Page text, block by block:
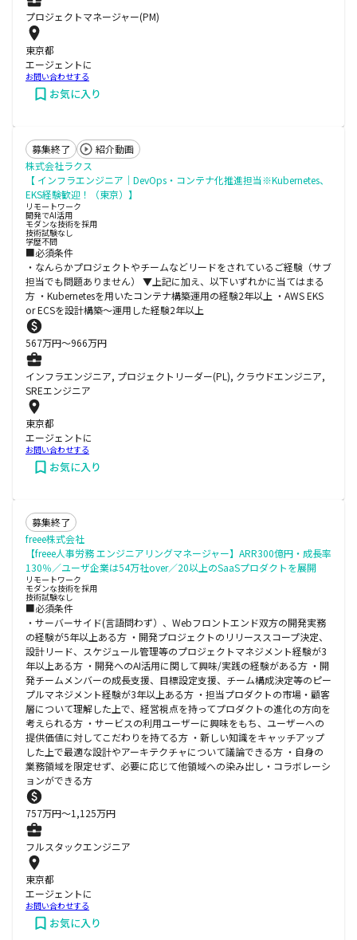
プロジェクトマネージャー(PM)
東京都
エージェントに
お問い合わせする
お気に入り
募集終了
紹介動画
株式会社ラクス
【 インフラエンジニア｜DevOps・コンテナ化推進担当※Kubernetes、
EKS経験歓迎！（東京）】
リモートワーク
開発でAI活用
モダンな技術を採用
技術試験なし
学歴不問
■必須条件
・なんらかプロジェクトやチームなどリードをされているご経験（サブ
担当でも問題ありません） ▼上記に加え、以下いずれかに当てはまる
方 ・Kubernetesを用いたコンテナ構築運用の経験2年以上 ・AWS EKS
or ECSを設計構築～運用した経験2年以上
567万円〜966万円
インフラエンジニア, プロジェクトリーダー(PL), クラウドエンジニア,
SREエンジニア
東京都
エージェントに
お問い合わせする
お気に入り
募集終了
freee株式会社
【freee人事労務 エンジニアリングマネージャー】ARR300億円・成長率
130％／ユーザ企業は54万社over／20以上のSaaSプロダクトを展開
リモートワーク
モダンな技術を採用
技術試験なし
■必須条件
・サーバーサイド(言語問わず）、Webフロントエンド双方の開発実務
の経験が5年以上ある方 ・開発プロジェクトのリリーススコープ決定、
設計リード、スケジュール管理等のプロジェクトマネジメント経験が3
年以上ある方 ・開発へのAI活用に関して興味/実践の経験がある方 ・開
発チームメンバーの成長支援、目標設定支援、チーム構成決定等のピー
プルマネジメント経験が3年以上ある方 ・担当プロダクトの市場・顧客
層について理解した上で、経営視点を持ってプロダクトの進化の方向を
考えられる方 ・サービスの利用ユーザーに興味をもち、ユーザーへの
提供価値に対してこだわりを持てる方 ・新しい知識をキャッチアップ
した上で最適な設計やアーキテクチャについて議論できる方 ・自身の
業務領域を限定せず、必要に応じて他領域への染み出し・コラボレーシ
ョンができる方
757万円〜1,125万円
フルスタックエンジニア
東京都
エージェントに
お問い合わせする
お気に入り